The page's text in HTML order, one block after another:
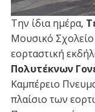
Την ίδια ημέρα,
Μουσικό
εορταστική
Πολυτέκνων
Καμπέρειο
πλαίσιο των